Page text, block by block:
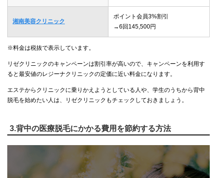
湘南美容クリニック
ポイント会員3%割引
→6回145,500円
※料金は税抜で表示しています。
リゼクリニックのキャンペーンは割引率が高いので、キャンペーンを利用す
ると最安値のレジーナクリニックの定価に近い料金になります。
エステからクリニックに乗りかえようとしている人や、学生のうちから背中
脱毛を始めたい人は、リゼクリニックもチェックしておきましょう。
3.背中の医療脱毛にかかる費用を節約する方法